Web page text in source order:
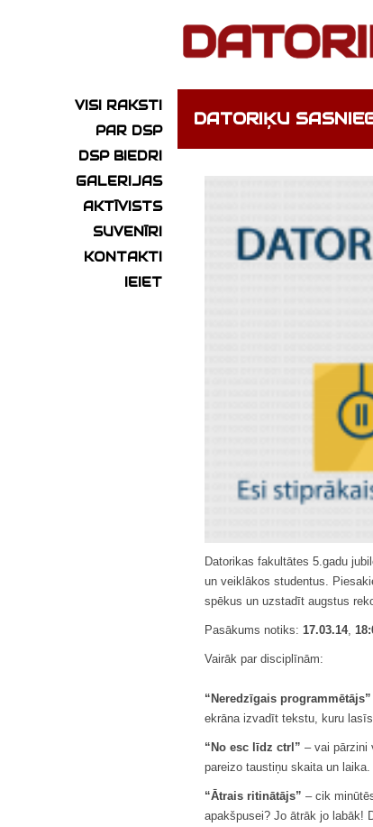
VISI RAKSTI
PAR DSP
DSP BIEDRI
GALERIJAS
AKTĪVISTS
SUVENĪRI
KONTAKTI
IEIET
DATORIĶU
Datorikas fakultātes 5.gadu
un veiklākos studentus.
spēkus un uzstadīt augstus
Pasākums notiks: 17.03.14,
Vairāk par disciplīnām:
“Neredzīgais programmētājs”
ekrāna izvadīt tekstu, kuru
“No esc līdz ctrl” – vai pārzini
pareizo taustiņu skaita un laika.
“Ātrais ritinātājs” – cik
apakšpusei? Jo ātrāk jo labāk!